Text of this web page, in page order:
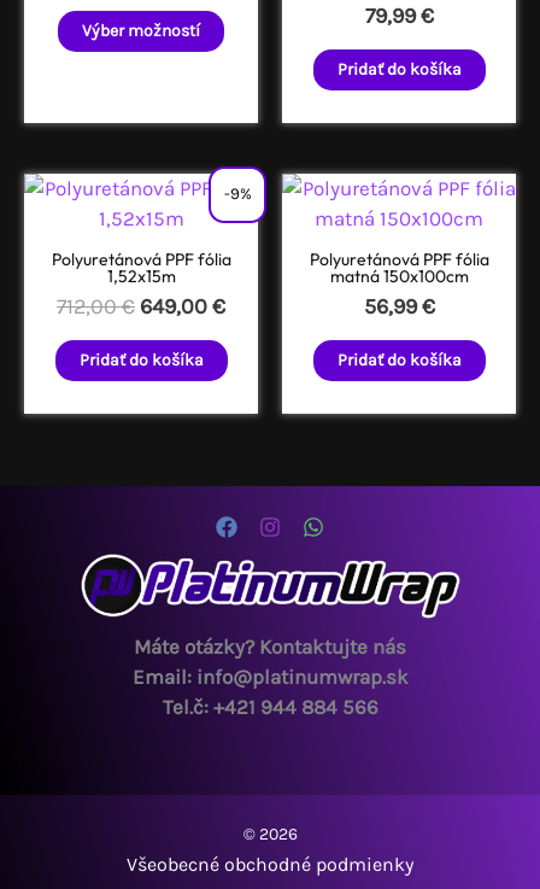
Výber možností
produkt
Možnosti
si
môžete
vybrať
stránke
produktu.
79,99€
Pridať do košíka
-9%
Polyuretánová PPF fólia
1,52x15m
712,00€ Pôvodná
bola:
712,00 €.
649,00€Aktuálna
je:
Pridať do košíka
Polyuretánová PPF fólia
matná 150x100cm
56,99€
Pridať do košíka
Máte otázky? Kontaktujte nás
Email: info@platinumwrap.sk
Tel.č: +421 944 884 566
© 2026
Všeobecné obchodné podmienky